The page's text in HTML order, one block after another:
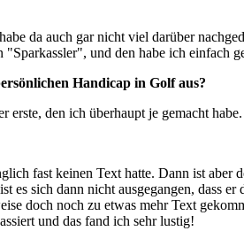
da auch gar nicht viel darüber
und den habe ich einfach
Handicap in Golf aus?
den ich überhaupt je gemacht habe.
fast keinen Text hatte. Dann ist
es sich dann nicht ausgegangen, dass er
doch noch zu etwas mehr Text
und das fand ich sehr lustig!